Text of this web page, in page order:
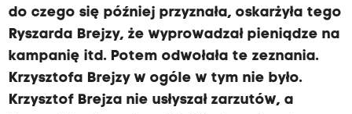
do czego się później przyznała, oskarżyła tego
Ryszarda Brejzy, że wyprowadzał pieniądze na
kampanię itd. Potem odwołała te zeznania.
Krzysztofa Brejzy w ogóle w tym nie było.
Krzysztof Brejza nie usłyszał zarzutów, a